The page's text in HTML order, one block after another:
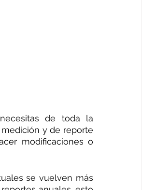
de toda la
y de reporte
modificaciones o
se vuelven más